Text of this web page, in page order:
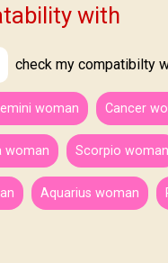
with
check my compatibilty
woman Cancer
woman Scorpio woman
Aquarius woman